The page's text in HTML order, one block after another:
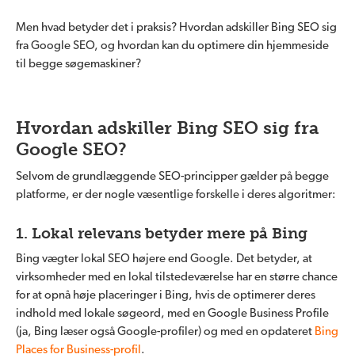
Men hvad betyder det i praksis? Hvordan adskiller Bing SEO sig
fra Google SEO, og hvordan kan du optimere din hjemmeside
til begge søgemaskiner?
Hvordan adskiller Bing SEO sig fra
Google SEO?
Selvom de grundlæggende SEO-principper gælder på begge
platforme, er der nogle væsentlige forskelle i deres algoritmer:
1. Lokal relevans betyder mere på Bing
Bing vægter lokal SEO højere end Google. Det betyder, at
virksomheder med en lokal tilstedeværelse har en større chance
for at opnå høje placeringer i Bing, hvis de optimerer deres
indhold med lokale søgeord, med en Google Business Profile
(ja, Bing læser også Google-profiler) og med en opdateret Bing
Places for Business-profil.